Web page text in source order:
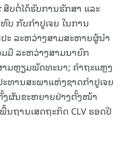
ສືບຕໍ່ໄດ້ຮັບການຮັກສາ ແລະ
ບ ກັບກໍາປູເຈຍ ໃນການ
ລະຫວ່າງສາມສະຫາຍຜູ້ນໍາ
ມື ລະຫວ່າງສາມນາຍົກ
ມຫຼຽມພັດທະນາ; ຄໍາຖະແຫຼງ
ທານສະພາແຫ່ງຊາດກໍາປູເຈຍ
ງຜັນຂະຫຍາຍຢ່າງຕັ້ງໜ້າ
ຖານເສດຖະກິດ CLV ຮອດປີ